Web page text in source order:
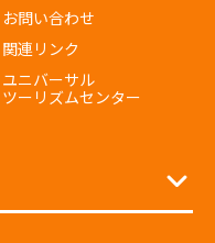
お問い合わせ
関連リンク
ユニバーサル
ツーリズムセンター